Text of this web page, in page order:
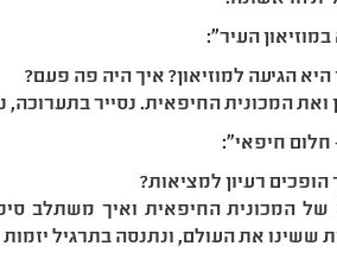
העיר״:
הגיעה למוזיאון? איך היה פה פעם?
ואת המכונית החיפאית. נסייר בתערוכה,
חלום חיפאי״:
רעיון למציאות?
של המכונית החיפאית ואיך משתלב
את העולם, ונתנסה בתרגיל יזמות